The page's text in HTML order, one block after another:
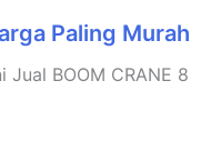
Paling Murah
Jual BOOM CRANE 8